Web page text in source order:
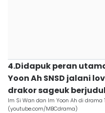
4.Didapuk peran
Yoon Ah SNSD jalani
drakor sageuk berjudul
Im Si Wan dan Im Yoon Ah di drama
(youtube.com/MBCdrama)